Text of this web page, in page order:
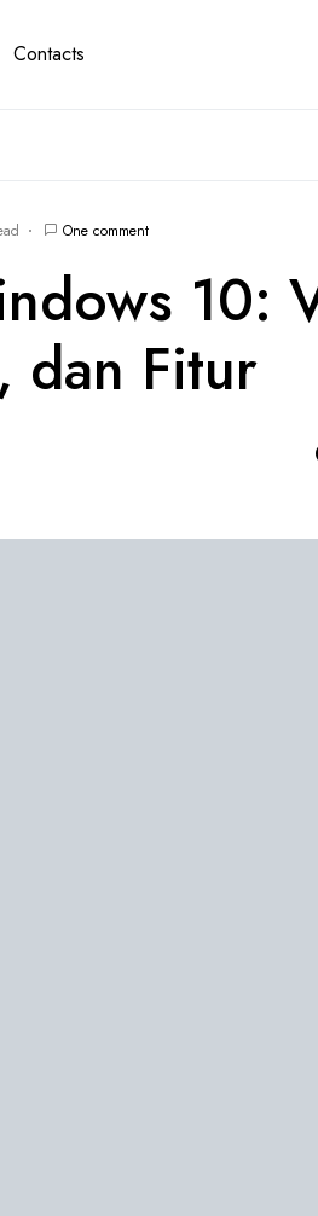
Contacts
One comment
10:
dan Fitur